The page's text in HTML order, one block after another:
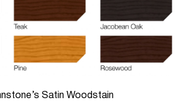
Satin Woodstain